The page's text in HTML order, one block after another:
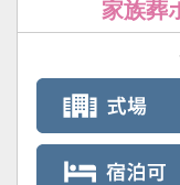
家族葬